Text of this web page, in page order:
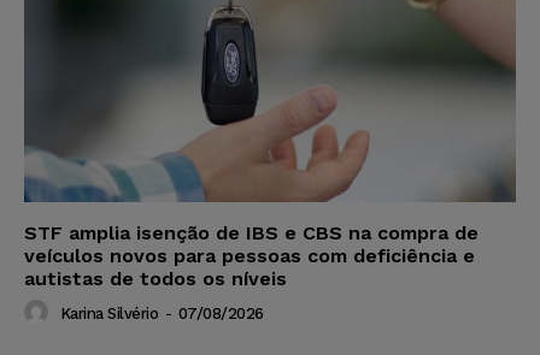
STF amplia isenção de IBS e CBS na compra de
veículos novos para pessoas com deficiência e
autistas de todos os níveis
Karina Silvério - 07/08/2026